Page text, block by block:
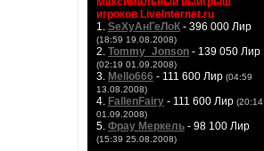
игроков LiveInternet.ru
1. SeXyАнГеЛоК - 396 000 Лир
(18:59 19.08.2008)
2. Tommy_Jonson - 139 050 Лир
(02:19 01.09.2008)
3. Mello666 - 111 600 Лир (04:59
13.08.2008)
4. FallenFairy - 111 600 Лир (20:14
01.09.2008)
5. Фрау Меркель - 98 100 Лир
(15:39 25.08.2008)